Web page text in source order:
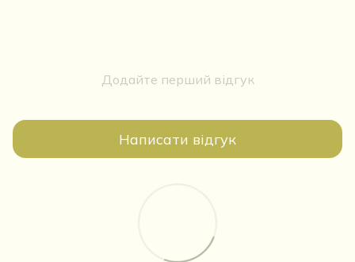
Додайте перший відгук
Написати відгук